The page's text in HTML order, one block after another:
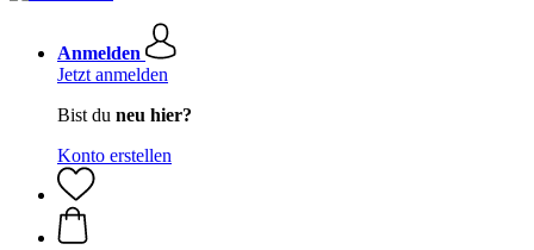
Anmelden
Jetzt anmelden
Bist du neu hier?
Konto erstellen